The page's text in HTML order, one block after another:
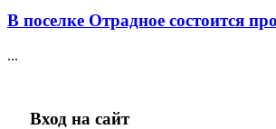
В поселке Отрадное состоится
...
Вход на сайт